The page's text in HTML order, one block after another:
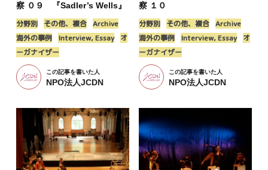
察 ０９ 『Sadler’s Wells』
分野別 その他、複合 Archive
海外の事例
Interview, Essay
オ
ーガナイザー
この記事を書いた人
NPO法人JCDN
察 １０
分野別 その他、複合 Archive
海外の事例
Interview, Essay
オ
ーガナイザー
この記事を書いた人
NPO法人JCDN